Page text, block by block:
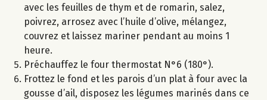
avec les feuilles de thym et de romarin, salez,
poivrez, arrosez avec l’huile d’olive, mélangez,
couvrez et laissez mariner pendant au moins 1
heure.
Préchauffez le four thermostat N°6 (180°).
Frottez le fond et les parois d’un plat à four avec la
gousse d’ail, disposez les légumes marinés dans ce